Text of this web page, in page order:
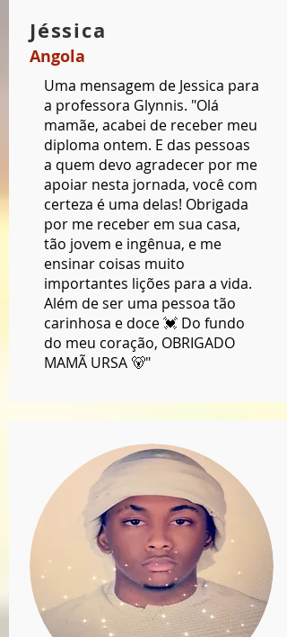
Jéssica
Angola
Uma mensagem de Jessica para
a professora Glynnis. "Olá
mamãe, acabei de receber meu
diploma ontem. E das pessoas
a quem devo agradecer por me
apoiar nesta jornada, você com
certeza é uma delas! Obrigada
por me receber em sua casa,
tão jovem e ingênua, e me
ensinar coisas muito
importantes lições para a vida.
Além de ser uma pessoa tão
carinhosa e doce 💓 Do fundo
do meu coração, OBRIGADO
MAMÃ URSA 🐻"